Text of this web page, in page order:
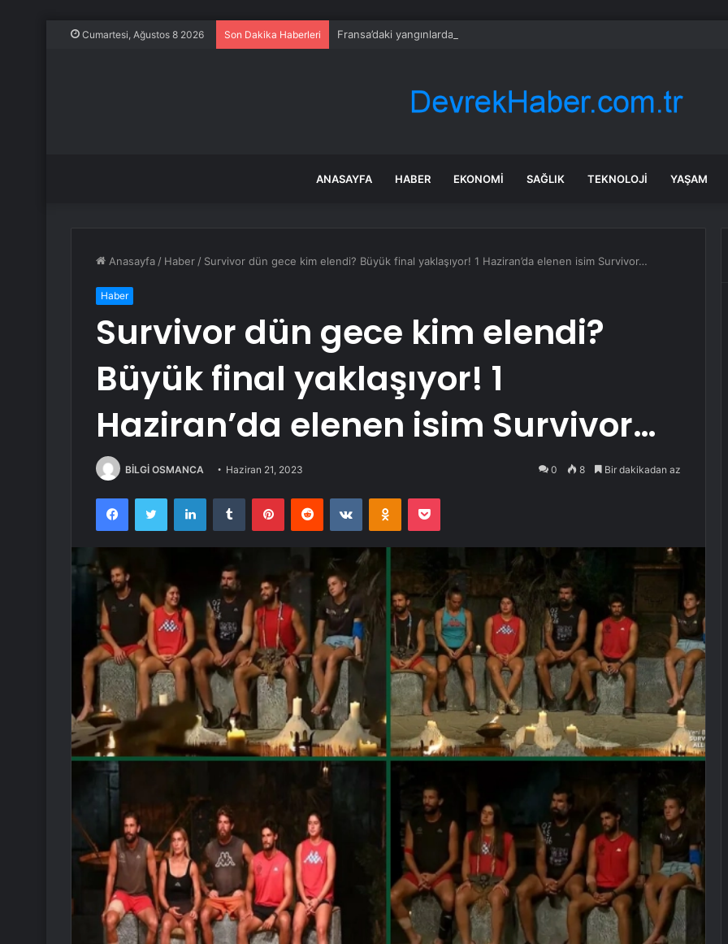
Cumartesi, Ağustos 8 2026 Son Dakika Haberleri Fransa’daki yangınlarda 4 itfaiye eri hayatını kaybetti
ANASAYFA HABER EKONOMI SAĞLIK TEKNOLOJI YAŞAM
Anasayfa / Haber / Survivor dün gece kim elendi? Büyük final yaklaşıyor! 1 Haziran’da elenen isim Survivor…
Haber
Survivor dün gece kim elendi?
Büyük final yaklaşıyor! 1
Haziran’da elenen isim Survivor…
BİLGİ OSMANCA Haziran 21, 2023 0 8 Bir dakikadan az
FacebookTwitter LinkedInTumblr PinterestReddit VKontakteOdnoklassniki
Pocket